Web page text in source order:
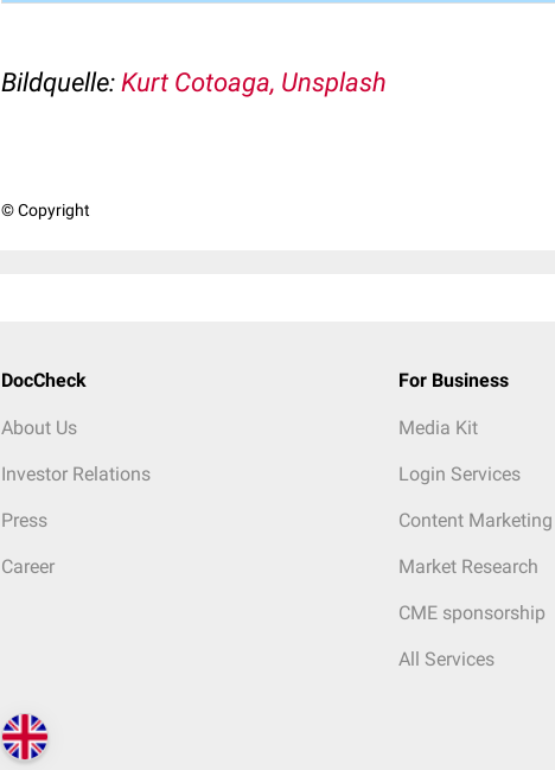
Bildquelle: Kurt Cotoaga, Unsplash
© Copyright
DocCheck
About Us
Investor Relations
Press
Career
For Business
Media Kit
Login Services
Content Marketing
Market Research
CME sponsorship
All Services